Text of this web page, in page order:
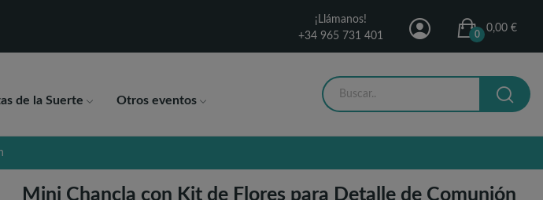
¡Llámanos!
+34 965 731 401
0,00 €
0
de la Suerte Otros eventos
Mini Chancla con Kit de Flores para Detalle de Comunión